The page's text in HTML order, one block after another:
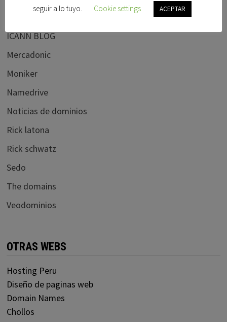
Hispanom
ICANN BLOG
Mercadonic
Moniker
Namedrive
Noticias de dominios
Rick latona
Rick schwatz
Sedo
The domains
Veodominios
OTRAS WEBS
Hosting Peru
Diseño de paginas web
Domain Names
Chollos
seguir a lo tuyo.
Cookie settings ACEPTAR